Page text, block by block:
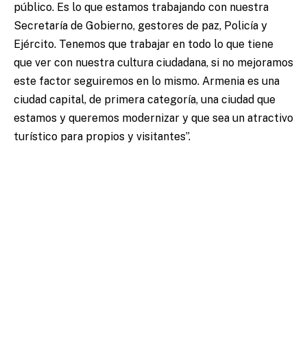
público. Es lo que estamos trabajando con nuestra
Secretaría de Gobierno, gestores de paz, Policía y
Ejército. Tenemos que trabajar en todo lo que tiene
que ver con nuestra cultura ciudadana, si no mejoramos
este factor seguiremos en lo mismo. Armenia es una
ciudad capital, de primera categoría, una ciudad que
estamos y queremos modernizar y que sea un atractivo
turístico para propios y visitantes”.